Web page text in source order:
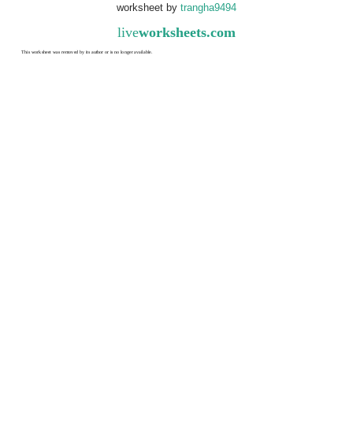
worksheet by trangha9494
liveworksheets.com